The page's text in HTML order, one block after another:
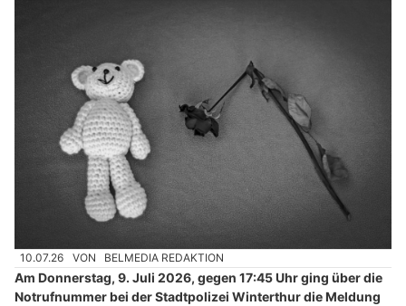
10.07.26 VON BELMEDIA REDAKTION
Am Donnerstag, 9. Juli 2026, gegen 17:45 Uhr ging über die
Notrufnummer bei der Stadtpolizei Winterthur die Meldung